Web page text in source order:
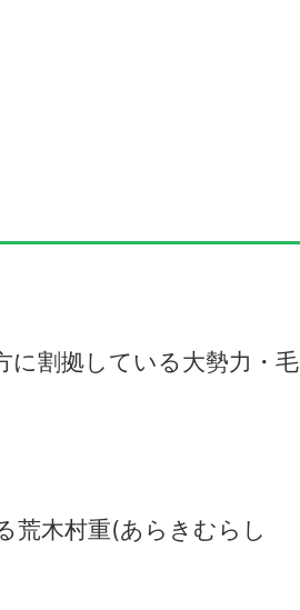
に割拠している大勢力・毛
荒木村重(あらきむらし